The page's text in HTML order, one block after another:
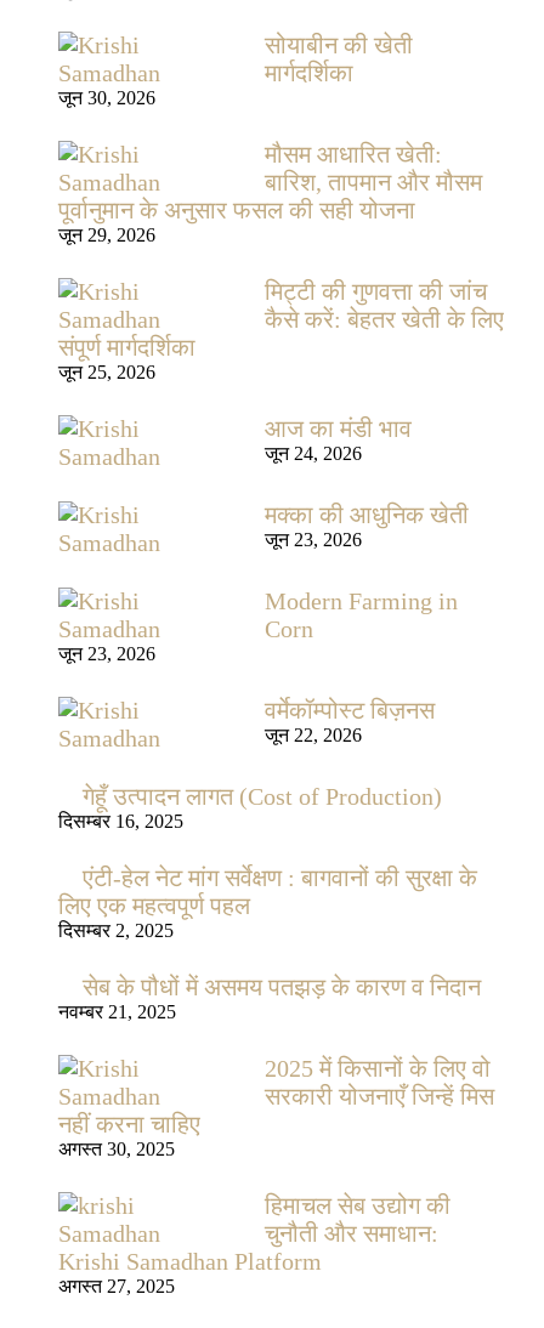
सोयाबीन की खेती
मार्गदर्शिका
जून 30, 2026
मौसम आधारित खेती:
बारिश, तापमान और मौसम
पूर्वानुमान के अनुसार फसल की सही योजना
जून 29, 2026
मिट्टी की गुणवत्ता की जांच
कैसे करें: बेहतर खेती के लिए
संपूर्ण मार्गदर्शिका
जून 25, 2026
आज का मंडी भाव
जून 24, 2026
मक्का की आधुनिक खेती
जून 23, 2026
Modern Farming in
Corn
जून 23, 2026
वर्मेकॉम्पोस्ट बिज़नस
जून 22, 2026
गेहूँ उत्पादन लागत (Cost of Production)
दिसम्बर 16, 2025
एंटी-हेल नेट मांग सर्वेक्षण : बागवानों की सुरक्षा के
लिए एक महत्वपूर्ण पहल
दिसम्बर 2, 2025
सेब के पौधों में असमय पतझड़ के कारण व निदान
नवम्बर 21, 2025
2025 में किसानों के लिए वो
सरकारी योजनाएँ जिन्हें मिस
नहीं करना चाहिए
अगस्त 30, 2025
हिमाचल सेब उद्योग की
चुनौती और समाधान:
Krishi Samadhan Platform
अगस्त 27, 2025